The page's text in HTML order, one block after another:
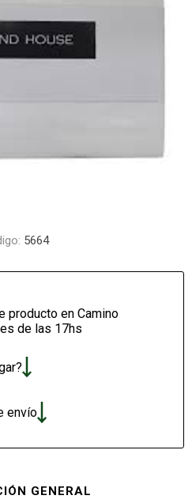
5664
producto en Camino
de las 17hs
envío
GENERAL